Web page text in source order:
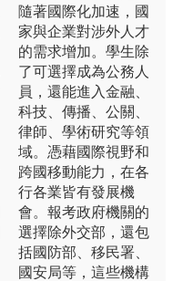
隨著國際化加速，國
家與企業對涉外人才
的需求增加。學生除
了可選擇成為公務人
員，還能進入金融、
科技、傳播、公關、
律師、學術研究等領
域。憑藉國際視野和
跨國移動能力，在各
行各業皆有發展機
會。報考政府機關的
選擇除外交部，還包
括國防部、移民署、
國安局等，這些機構